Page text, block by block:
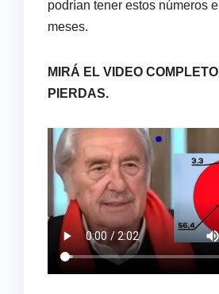
podrían tener estos números
meses.
MIRÁ EL VIDEO
PIERDAS.